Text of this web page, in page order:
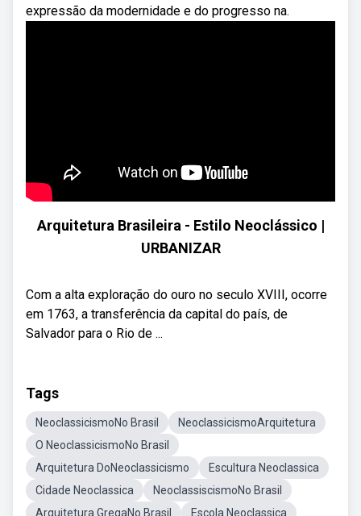
expressão da modernidade e do progresso na.
Arquitetura Brasileira - Estilo Neoclássico |
URBANIZAR
Com a alta exploração do ouro no seculo XVIII, ocorre
em 1763, a transferência da capital do país, de
Salvador para o Rio de ...
Tags
NeoclassicismoNo Brasil
NeoclassicismoArquitetura
O NeoclassicismoNo Brasil
Arquitetura DoNeoclassicismo
Escultura Neoclassica
Cidade Neoclassica
NeoclassiscismoNo Brasil
Arquitetura GregaNo Brasil
Escola Neoclassica